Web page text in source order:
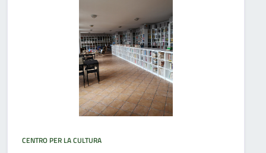
CENTRO PER LA CULTURA